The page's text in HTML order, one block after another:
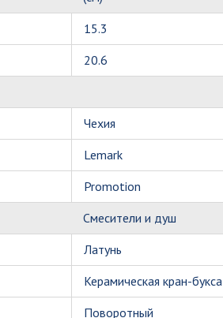
15.3
20.6
Чехия
Lemark
Promotion
Смесители и душ
Латунь
Керамическая кран-букса
Поворотный